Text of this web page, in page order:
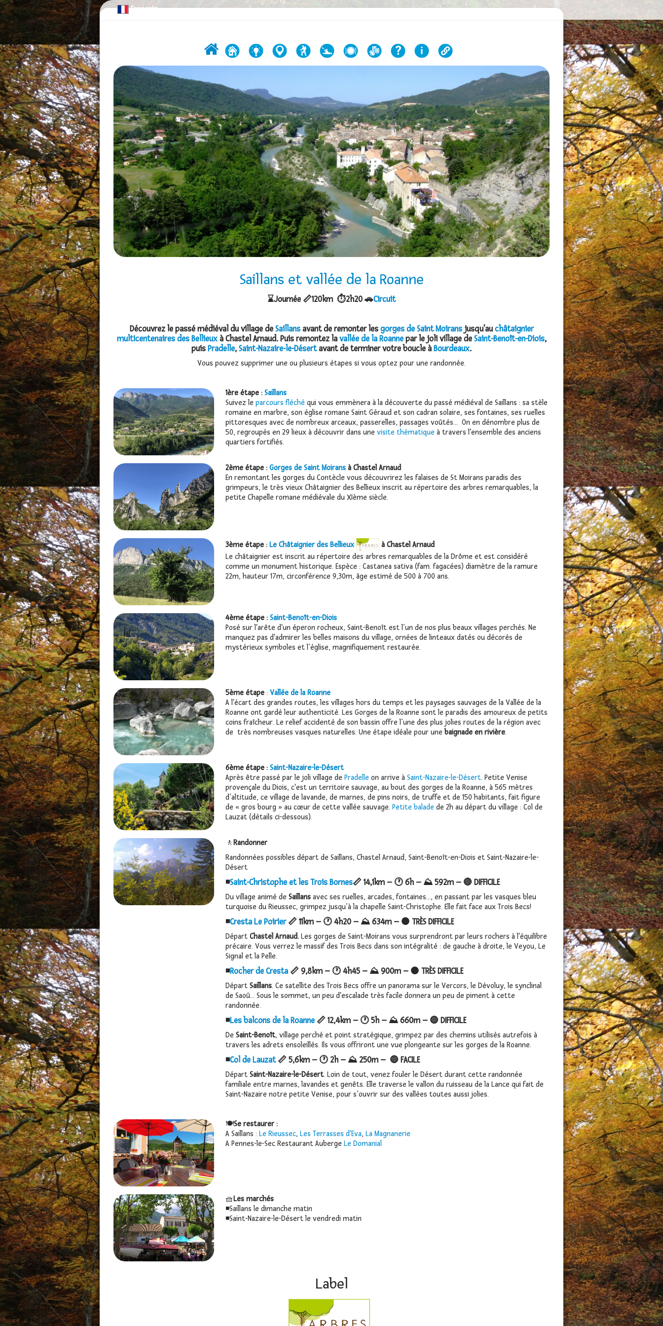
Français
Saillans et vallée de la Roanne
⌛Journée 📏120km ⏱️2h20 🚗Circuit
Découvrez le passé médiéval du village de Saillans avant de remonter les gorges de Saint Moiransjusqu'auchâtaignier
multicentenaires des Bellieuxà Chastel Arnaud. Puis remontez la vallée de la Roanne par le joli village de Saint-Benoît-en-Diois,
puis Pradelle, Saint-Nazaire-le-Désertavant de terminer votre boucle à Bourdeaux.
Vous pouvez supprimer une ou plusieurs étapes si vous optez pour une randonnée.
1ère étape : Saillans
Suivez le parcours fléché qui vous emmènera à la découverte du passé médiéval de Saillans : sa stèle
romaine en marbre, son église romane Saint Géraud et son cadran solaire, ses fontaines, ses ruelles
pittoresques avec de nombreux arceaux, passerelles, passages voûtés... On en dénombre plus de
50, regroupés en 29 lieux à découvrir dans une visite thématique à travers l'ensemble des anciens
quartiers fortifiés.
2ème étape : Gorges de Saint Moiransà Chastel Arnaud
En remontant les gorges du Contècle vous découvrirez les falaises de St Moirans paradis des
grimpeurs, le très vieux Châtaignier des Bellieux inscrit au répertoire des arbres remarquables, la
petite Chapelle romane médiévale du XIème siècle.
3ème étape : Le Châtaignier des Bellieux
à Chastel Arnaud
Le châtaignier est inscrit au répertoire des arbres remarquables de la Drôme et est considéré
comme un monument historique. Espèce : Castanea sativa (fam. fagacées) diamètre de la ramure
22m, hauteur 17m, circonférence 9,30m, âge estimé de 500 à 700 ans.
4ème étape : Saint-Benoît-en-Diois
Posé sur l'arête d'un éperon rocheux, Saint-Benoît est l’un de nos plus beaux villages perchés. Ne
manquez pas d'admirer les belles maisons du village, ornées de linteaux datés ou décorés de
mystérieux symboles et l’église, magnifiquement restaurée.
5ème étape : Vallée de la Roanne
A l'écart des grandes routes, les villages hors du temps et les paysages sauvages de la Vallée de la
Roanne ont gardé leur authenticité. Les Gorges de la Roanne sont le paradis des amoureux de petits
coins fraîcheur. Le relief accidenté de son bassin offre l’une des plus jolies routes de la région avec
de très nombreuses vasques naturelles. Une étape idéale pour une baignade en rivière.
6ème étape : Saint-Nazaire-le-Désert
Après être passé par le joli village de Pradelle on arrive à Saint-Nazaire-le-Désert. Petite Venise
provençale du Diois, c'est un territoire sauvage, au bout des gorges de la Roanne, à 565 mètres
d’altitude, ce village de lavande, de marnes, de pins noirs, de truffe et de 150 habitants, fait figure
de « gros bourg » au cœur de cette vallée sauvage. Petite balade de 2h au départ du village : Col de
Lauzat (détails ci-dessous).
🚶 Randonner
Randonnées possibles départ de Saillans, Chastel Arnaud, Saint-Benoît-en-Diois et Saint-Nazaire-le-
Désert
◾️Saint-Christophe et les Trois Bornes📏 14,1km – 🕐 6h – ⛰️ 592m – 🔴 DIFFICILE
Du village animé de Saillans avec ses ruelles, arcades, fontaines…, en passant par les vasques bleu
turquoise du Rieussec, grimpez jusqu’à la chapelle Saint-Christophe. Elle fait face aux Trois Becs!
◾️Cresta Le Poirier 📏 11km – 🕐 4h20 – ⛰️ 634m – ⚫ TRÈS DIFFICILE
DépartChastel Arnaud.Les gorges de Saint-Moirans vous surprendront par leurs rochers à l'équilibre
précaire. Vous verrez le massif des Trois Becs dans son intégralité : de gauche à droite, le Veyou, Le
Signal et la Pelle.
◾️Rocher de Cresta 📏 9,8km – 🕐 4h45 – ⛰️ 900m – ⚫ TRÈS DIFFICILE
Départ Saillans. Ce satellite des Trois Becs offre un panorama sur le Vercors, le Dévoluy, le synclinal
de Saoû... Sous le sommet, un peu d'escalade très facile donnera un peu de piment à cette
randonnée.
◾️Les balcons de la Roanne 📏 12,4km – 🕐 5h – ⛰️ 660m – 🔴 DIFFICILE
De Saint-Benoît, village perché et point stratégique, grimpez par des chemins utilisés autrefois à
travers les adrets ensoleillés. Ils vous offriront une vue plongeante sur les gorges de la Roanne.
◾️Col de Lauzat 📏 5,6km – 🕐 2h – ⛰️ 250m – 🔵 FACILE
Départ Saint-Nazaire-le-Désert. Loin de tout, venez fouler le Désert durant cette randonnée
familiale entre marnes, lavandes et genêts. Elle traverse le vallon du ruisseau de la Lance qui fait de
Saint-Nazaire notre petite Venise, pour s’ouvrir sur des vallées toutes aussi jolies.
🍽️Se restaurer :
A Saillans : Le Rieussec, Les Terrasses d'Eva, La Magnanerie
A Pennes-le-Sec Restaurant Auberge Le Domanial
🧺Les marchés
◾️Saillans le dimanche matin
◾️Saint-Nazaire-le-Désert le vendredi matin
Label